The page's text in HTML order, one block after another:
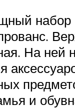
набор
На ней
и